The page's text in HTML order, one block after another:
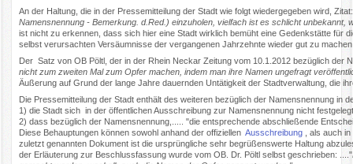
An der Haltung, die in der Pressemitteilung der Stadt wie folgt wiedergegeben wird,
Namensnennung - Bemerkung. d.Red.) einzuholen, vielfach ist es schlicht unbekannt,
ist nicht zu erkennen, dass sich hier eine Stadt wirklich bemüht eine Gedenkstätte
selbst verursachten Versäumnisse der vergangenen Jahrzehnte wieder gut zu
Der Satz von OB Pöltl, der in der Rhein Neckar Zeitung vom 10.1.2012 bezüglich der
nicht zum zweiten Mal zum Opfer machen, indem man ihre Namen ungefragt
Äußerung auf Grund der lange Jahre dauernden Untätigkeit der Stadtverwaltung, die
Die Pressemitteilung der Stadt enthält des weiteren bezüglich der Namensnennung in
1) die Stadt sich in der öffentlichen Ausschreibung zur Namensnennung nicht
2) dass bezüglich der Namensnennung,..... "die entsprechende abschließende
Diese Behauptungen können sowohl anhand der offiziellenAusschreibung
, als auch
zuletzt genannten Dokument ist die ursprüngliche sehr begrüßenswerte Haltung
der Erläuterung zur Beschlussfassung wurde vom OB. Dr. Pöltl selbst geschrieben: ...."